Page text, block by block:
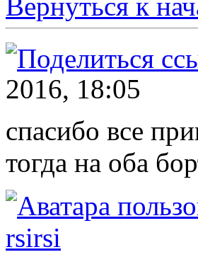
Вернуться к
2016, 18:05
спасибо все
тогда на оба
rsirsi